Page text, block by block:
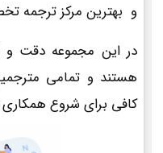
و بهترین مرکز ترجمه
در این مجموعه دقت و
هستند و تمامی
کافی برای شروع همکاری